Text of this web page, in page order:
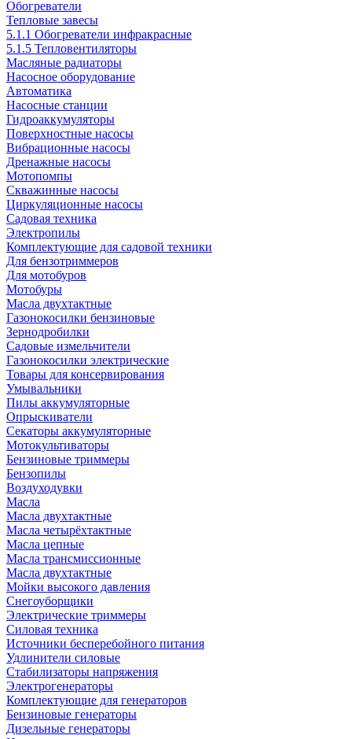
Обогреватели
Тепловые завесы
5.1.1 Обогреватели инфракрасные
5.1.5 Тепловентиляторы
Масляные радиаторы
Насосное оборудование
Автоматика
Насосные станции
Гидроаккумуляторы
Поверхностные насосы
Вибрационные насосы
Дренажные насосы
Мотопомпы
Скважинные насосы
Циркуляционные насосы
Садовая техника
Электропилы
Комплектующие для садовой техники
Для бензотриммеров
Для мотобуров
Мотобуры
Масла двухтактные
Газонокосилки бензиновые
Зернодробилки
Садовые измельчители
Газонокосилки электрические
Товары для консервирования
Умывальники
Пилы аккумуляторные
Опрыскиватели
Секаторы аккумуляторные
Мотокультиваторы
Бензиновые триммеры
Бензопилы
Воздуходувки
Масла
Масла двухтактные
Масла четырёхтактные
Масла цепные
Масла трансмиссионные
Масла двухтактные
Мойки высокого давления
Снегоуборщики
Электрические триммеры
Силовая техника
Источники бесперебойного питания
Удлинители силовые
Стабилизаторы напряжения
Электрогенераторы
Комплектующие для генераторов
Бензиновые генераторы
Дизельные генераторы